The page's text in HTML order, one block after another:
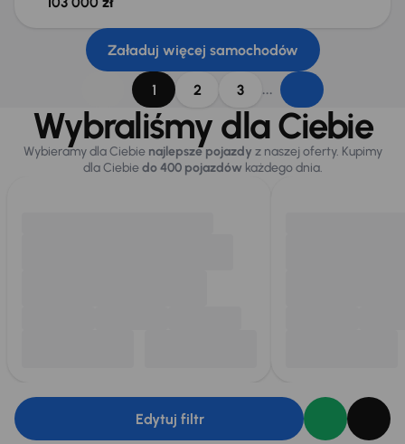
Załaduj więcej samochodów
1 2 3 ...
Wybraliśmy dla Ciebie
Wybieramy dla Ciebie najlepsze pojazdy z naszej oferty. Kupimy
dla Ciebiedo 400 pojazdówkażdego dnia.
Edytuj filtr